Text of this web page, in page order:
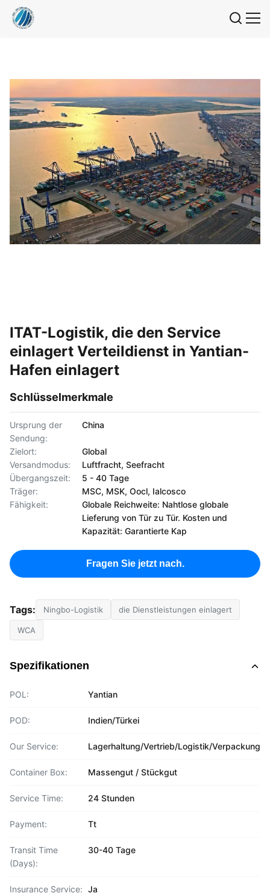
ITAT-Logistik, die den Service
einlagert Verteildienst in Yantian-
Hafen einlagert
Schlüsselmerkmale
Ursprung der
Sendung:
China
Zielort:
Global
Versandmodus:
Luftfracht, Seefracht
Übergangszeit:
5 - 40 Tage
Träger:
MSC, MSK, Oocl, Ialcosco
Fähigkeit:
Globale Reichweite: Nahtlose globale
Lieferung von Tür zu Tür. Kosten und
Kapazität: Garantierte Kap
Fragen Sie jetzt nach.
Tags: Ningbo-Logistik die Dienstleistungen einlagert
WCA
Spezifikationen
POL: Yantian
POD: Indien/Türkei
Our Service: Lagerhaltung/Vertrieb/Logistik/Verpackung
Container Box: Massengut / Stückgut
Service Time: 24 Stunden
Payment: Tt
Transit Time
(Days):
30-40 Tage
Insurance Service: Ja